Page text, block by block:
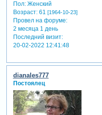
Пол:Женский
Возраст:61 [1964-10-23]
Провел на форуме:
2 месяца 1 день
Последний визит:
20-02-2022 12:41:48
dianales777
Постоялец